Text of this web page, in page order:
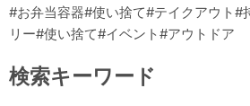
#お弁当容器#使い捨て#テイクアウト#
リー#使い捨て#イベント#アウトドア
検索キーワード